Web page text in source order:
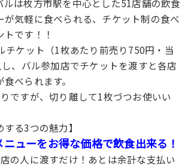
ルは枚方市駅を中心とした51店舗の飲食
が気軽に食べられる、チケット制の食べ
です！！
チケット（1枚あたり前売り750円・当
、バル参加店でチケットを渡すと各店
べられます。
ですが、切り離して1枚づつお使いい
する3つの魅力】
ューをお得な価格で飲食出来る！
の人に渡すだけ！あとは余計な支払い